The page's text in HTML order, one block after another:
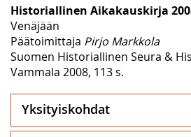
Historiallinen Aikakauskirja
Venäjään
Päätoimittaja Pirjo Markkola
Suomen Historiallinen Seura &
Vammala 2008, 113 s.
Yksityiskohdat